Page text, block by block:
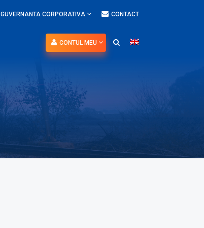
GUVERNANTA CORPORATIVA CONTACT
CONTUL MEU